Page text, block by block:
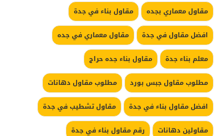
مقاول معماري بجده
مقاول بناء في جدة
افضل مقاول في جدة
مقاول معماري في جده
معلم بناء جدة
مقاول بناء جده حراج
مطلوب مقاول جبس بورد
مطلوب مقاول دهانات
افضل مقاول بناء في جدة
مقاول تشطيب في جدة
مقاولين دهانات
رقم مقاول بناء في جدة